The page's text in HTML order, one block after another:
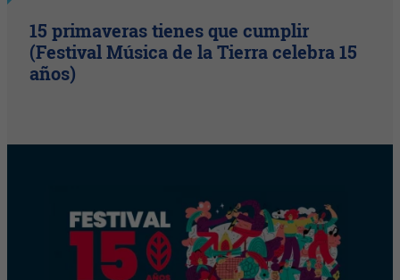
15 primaveras tienes que cumplir
(Festival Música de la Tierra celebra 15
años)